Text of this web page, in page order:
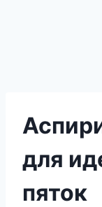
для
пяток